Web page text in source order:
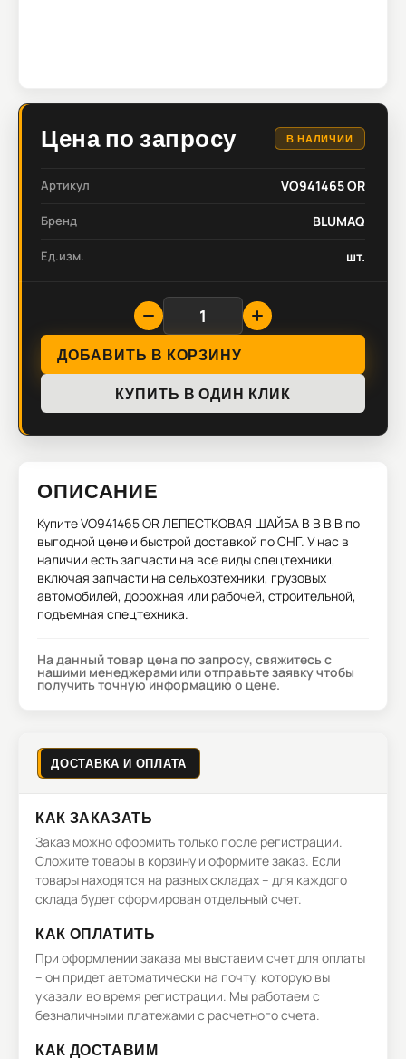
Цена по запросу В НАЛИЧИИ
Артикул VO941465 OR
Бренд BLUMAQ
Ед.изм. шт.
ДОБАВИТЬ В КОРЗИНУ
КУПИТЬ В ОДИН КЛИК
ОПИСАНИЕ
КупитеVO941465 OR ЛЕПЕСТКОВАЯ ШАЙБА В В В В по
выгодной цене и быстрой доставкой по СНГ. У нас в
наличии есть запчасти на все виды спецтехники,
включая запчасти на сельхозтехники, грузовых
автомобилей, дорожная или рабочей, строительной,
подъемная спецтехника.
На данный товар цена по запросу, свяжитесь с
нашими менеджерами или отправьте заявку чтобы
получить точную информацию о цене.
ДОСТАВКА И ОПЛАТА
КАК ЗАКАЗАТЬ
Заказ можно оформить только после регистрации.
Сложите товары в корзину и оформите заказ. Если
товары находятся на разных складах – для каждого
склада будет сформирован отдельный счет.
КАК ОПЛАТИТЬ
При оформлении заказа мы выставим счет для оплаты
– он придет автоматически на почту, которую вы
указали во время регистрации. Мы работаем с
безналичными платежами с расчетного счета.
КАК ДОСТАВИМ